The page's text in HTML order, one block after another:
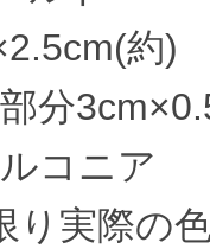
約)
分
コニア
実際の